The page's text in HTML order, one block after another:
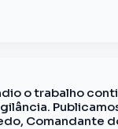
o trabalho
Comandante